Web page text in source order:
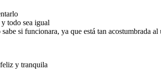
todo sea igual
si funcionara, ya que está tan acostumbrada
y tranquila